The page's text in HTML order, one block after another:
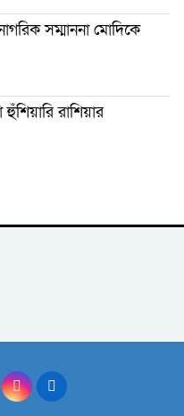
সম্মাননা মোদিকে
রাশিয়ার